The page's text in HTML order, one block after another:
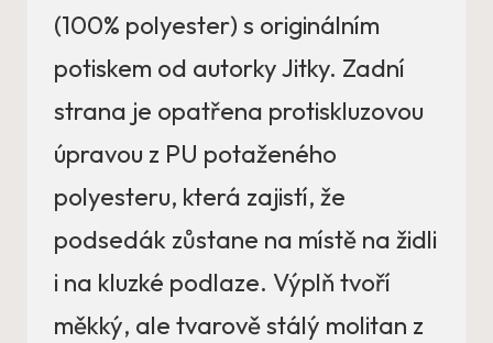
(100% polyester) s originálním
potiskem od autorky Jitky. Zadní
strana je opatřena protiskluzovou
úpravou z PU potaženého
polyesteru, která zajistí, že
podsedák zůstane na místě na židli
i na kluzké podlaze. Výplň tvoří
měkký, ale tvarově stálý molitan z